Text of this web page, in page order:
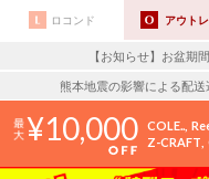
ロコンド アウト
【お知らせ】お盆期
熊本地震の影響による配送
10,000 COLE..
Z-CRAFT